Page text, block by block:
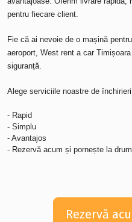
pentru fiecare client.
Fie că ai nevoie de o mașină
aeroport, West rent a car
siguranță.
Alege serviciile noastre de
- Rapid
- Simplu
- Avantajos
- Rezervă acum și pornește la
Rezervă